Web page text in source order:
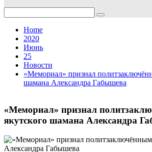
for:
Home
2020
Июнь
25
Новости
«Мемориал» признал
шамана Александра Габышева
«Мемориал» признал
якутского шамана Александра